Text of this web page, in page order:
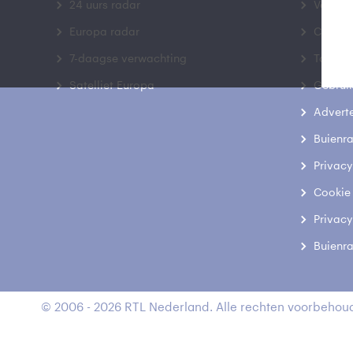
24 uurs radar
Europa radar
7-daagse verwachting
Satelliet Europa
Contact
© 2006 - 2026 RTL Nederland. Alle rechten